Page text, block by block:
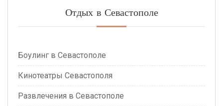
Отдых в Севастополе
Боулинг в Севастополе
Кинотеатры Севастополя
Развлечения в Севастополе